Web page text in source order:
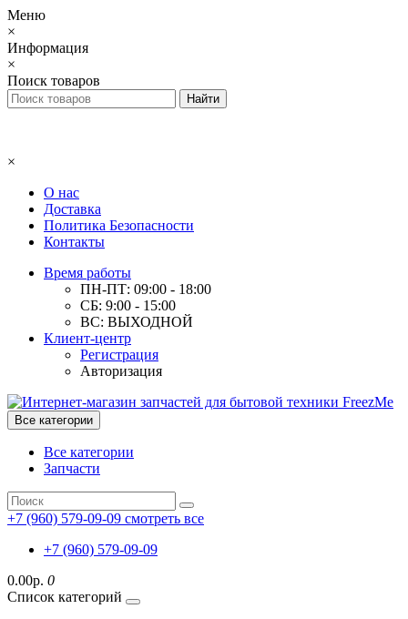
Меню
×
Информация
×
Поиск товаров
×
О нас
Доставка
Политика Безопасности
Контакты
Время работы
ПН-ПТ: 09:00 - 18:00
СБ: 9:00 - 15:00
ВС: ВЫХОДНОЙ
Клиент-центр
Регистрация
Авторизация
Все категории
Все категории
Запчасти
+7 (960) 579-09-09 смотреть все
+7 (960) 579-09-09
0.00р. 0
Список категорий